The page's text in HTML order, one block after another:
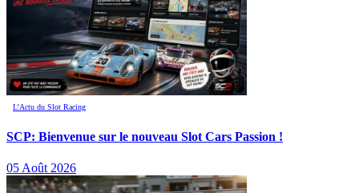
L’Actu du Slot Racing
SCP: Bienvenue sur le nouveau Slot Cars Passion !
05 Août 2026